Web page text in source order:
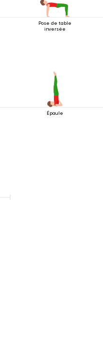
Pose de table
inversée
Épaule